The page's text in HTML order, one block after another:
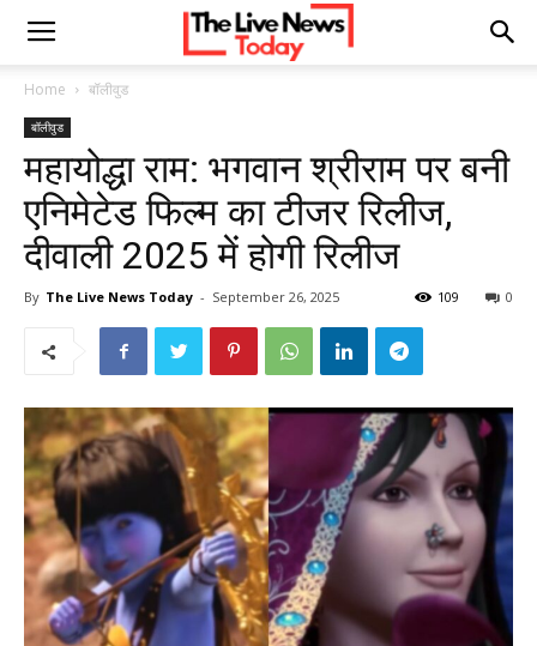
Home बॉलीवुड
बॉलीवुड
महायोद्धा राम: भगवान श्रीराम पर बनी
एनिमेटेड फिल्म का टीजर रिलीज,
दीवाली 2025 में होगी रिलीज
By The Live News Today - September 26, 2025 0
109